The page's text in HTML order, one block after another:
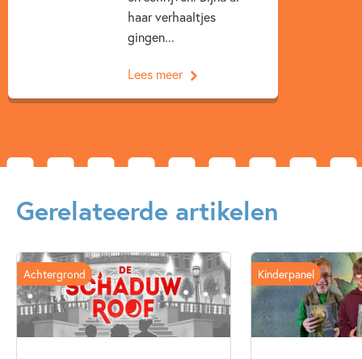
haar verhaaltjes
gingen...
Lees meer
Gerelateerde artikelen
Achtergrond Kinderpanel